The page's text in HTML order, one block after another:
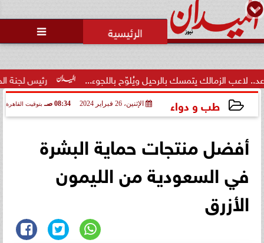

رئيس لجنة الحكام: يتمسك بالرحيل ويُلوّح باللجوء...
طب و دواء الإثنين، 26 فبراير 2024 08:34 صـ بتوقيت القاهرة
أفضل منتجات حماية البشرة
في السعودية من الليمون
الأزرق